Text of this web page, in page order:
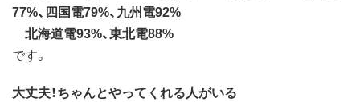
77%、四国電79%、九州電92%
北海道電93%、東北電88%
です。
大丈夫！ちゃんとやってくれる人がいる